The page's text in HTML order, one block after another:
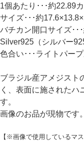
1個あたり･･･約22.89
サイズ･･･約
バチカン開口サイズ･･
Silver925（シルバー
色合い･･･ライトパー
ブラジル産アメジスト
く、表面に施されたハ
す。
画像のお品が現物です。
【※画像で使用しているマ